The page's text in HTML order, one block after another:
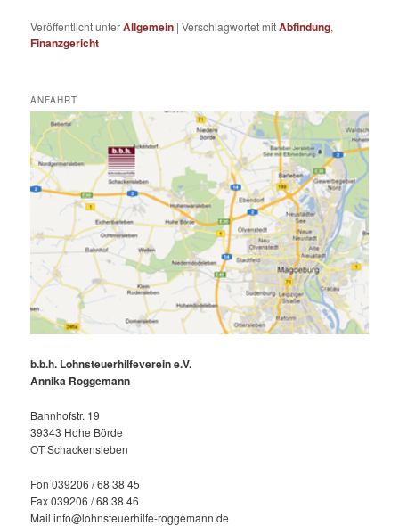
Veröffentlicht unterAllgemein |Verschlagwortet mitAbfindung,
Finanzgericht
ANFAHRT
b.b.h. Lohnsteuerhilfeverein e.V.
Annika Roggemann
Bahnhofstr. 19
39343 Hohe Börde
OT Schackensleben
Fon 039206 / 68 38 45
Fax 039206 / 68 38 46
Mail info@lohnsteuerhilfe-roggemann.de